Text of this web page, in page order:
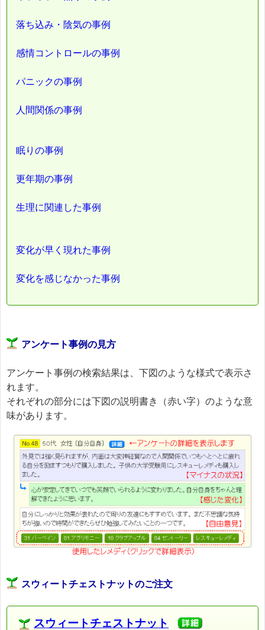
落ち込み・陰気の事例
感情コントロールの事例
パニックの事例
人間関係の事例
眠りの事例
更年期の事例
生理に関連した事例
変化が早く現れた事例
変化を感じなかった事例
アンケート事例の見方
アンケート事例の検索結果は、下図のような様式で表示さ
れます。
それぞれの部分には下図の説明書き（赤い字）のような意
味があります。
スウィートチェストナットのご注文
スウィートチェストナット